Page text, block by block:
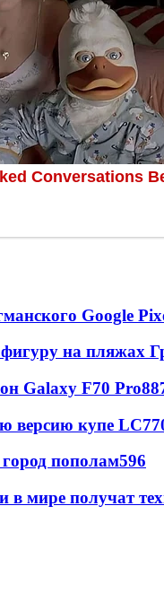
Google
на пляжах
Galaxy F70 Pro
версию купе LC
пополам596
в мире получат